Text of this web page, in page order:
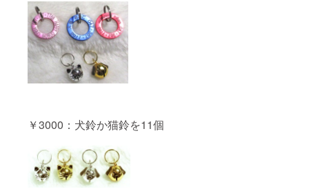
￥3000：犬鈴か猫鈴を11個